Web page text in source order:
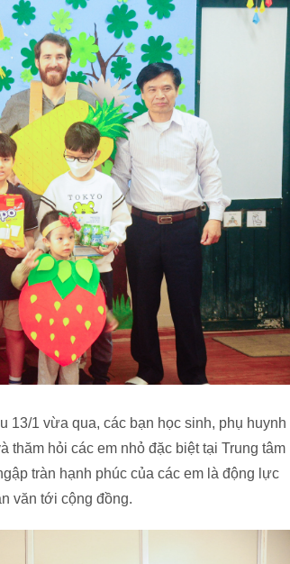
13/1 vừa qua, các bạn học sinh, phụ huynh
thăm hỏi các em nhỏ đặc biệt tại Trung tâm
tràn hạnh phúc của các em là động lực
văn tới cộng đồng.